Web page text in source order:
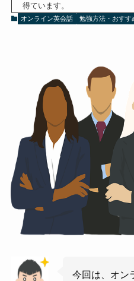
得ています。
オンライン英会話 勉強方法・おすす
今回は、オン